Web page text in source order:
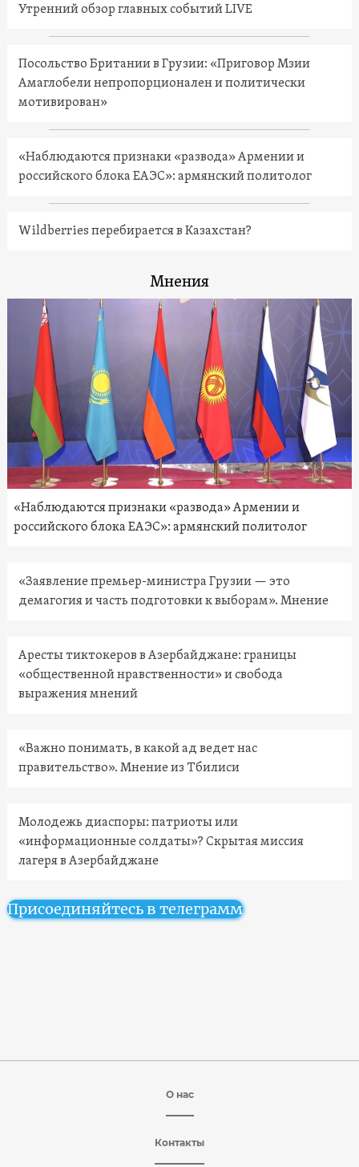
Утренний обзор главных событий LIVE
Посольство Британии в Грузии: «Приговор Мзии
Амаглобели непропорционален и политически
мотивирован»
«Наблюдаются признаки «развода» Армении и
российского блока ЕАЭС»: армянский политолог
Wildberries перебирается в Казахстан?
Мнения
«Наблюдаются признаки «развода» Армении и
российского блока ЕАЭС»: армянский политолог
«Заявление премьер-министра Грузии — это
демагогия и часть подготовки к выборам». Мнение
Аресты тиктокеров в Азербайджане: границы
«общественной нравственности» и свобода
выражения мнений
«Важно понимать, в какой ад ведет нас
правительство». Мнение из Тбилиси
Молодежь диаспоры: патриоты или
«информационные солдаты»? Скрытая миссия
лагеря в Азербайджане
Присоединяйтесь в телеграмм
О нас
Контакты